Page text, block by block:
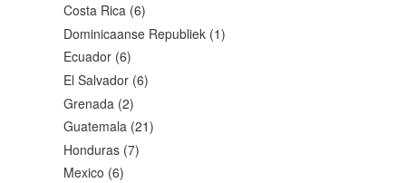
Costa Rica (6)
Dominicaanse Republiek (1)
Ecuador (6)
El Salvador (6)
Grenada (2)
Guatemala (21)
Honduras (7)
Mexico (6)